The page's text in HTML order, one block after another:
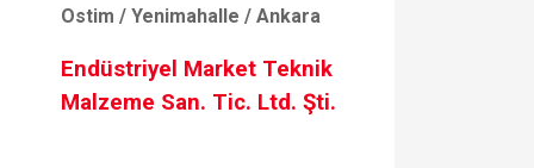
Ostim / Yenimahalle / Ankara
Endüstriyel Market Teknik
Malzeme San. Tic. Ltd. Şti.